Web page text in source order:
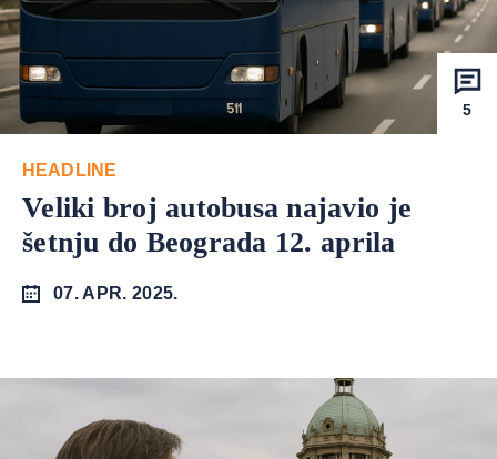
5
HEADLINE
Veliki broj autobusa najavio je
šetnju do Beograda 12. aprila
07. APR. 2025.